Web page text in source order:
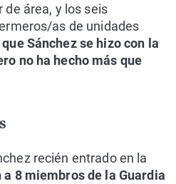
de área, y los seis
as de unidades
Sánchez se hizo con la
no ha hecho más que
recién entrado en la
8 miembros de la Guardia